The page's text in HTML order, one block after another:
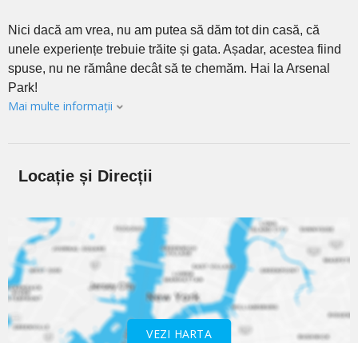
Nici dacă am vrea, nu am putea să dăm tot din casă, că
unele experiențe trebuie trăite și gata. Așadar, acestea fiind
spuse, nu ne rămâne decât să te chemăm. Hai la Arsenal
Park!
Mai multe informații
Locație și Direcții
VEZI HARTA